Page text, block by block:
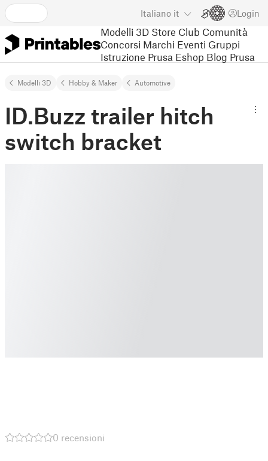
Italiano it Login
Modelli 3D Store Club Comunità
Concorsi Marchi Eventi Gruppi
Istruzione Prusa Eshop Blog Prusa
Modelli 3D Hobby & Maker Automotive
ID.Buzz trailer hitch
switch bracket
0 recensioni